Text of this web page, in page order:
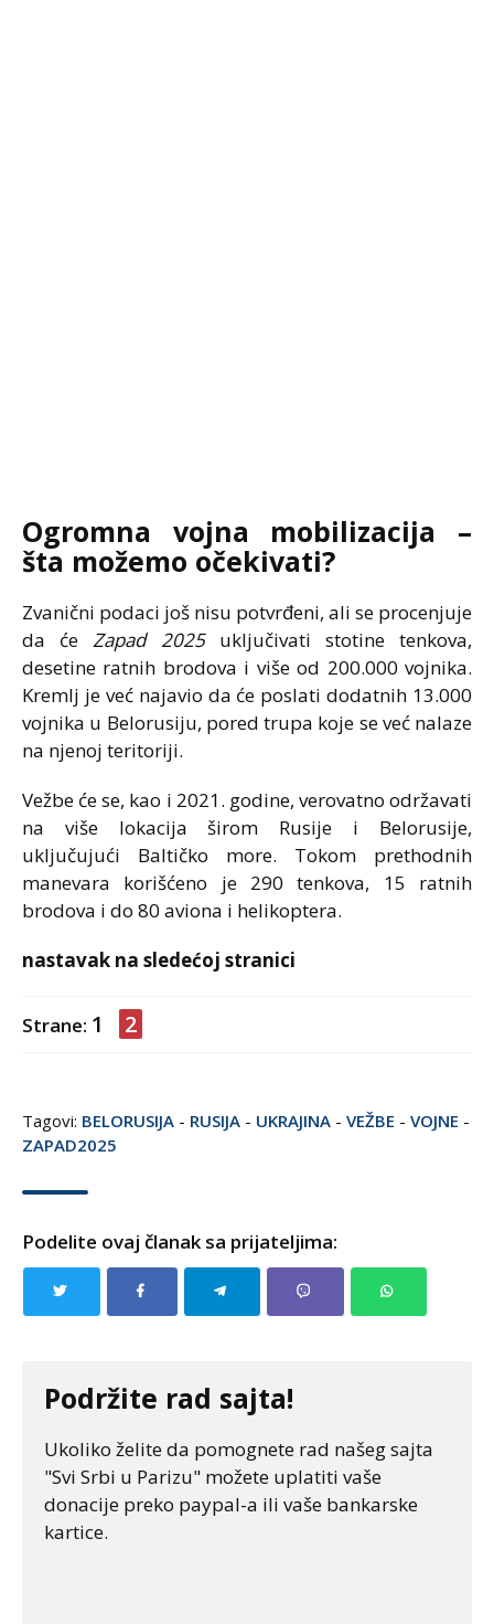
Ogromna vojna mobilizacija –
šta možemo očekivati?
Zvanični podaci još nisu potvrđeni, ali se procenjuje
da će Zapad 2025uključivati stotine tenkova,
desetine ratnih brodova i više od 200.000 vojnika.
Kremlj je već najavio da će poslati dodatnih 13.000
vojnika u Belorusiju, pored trupa koje se već nalaze
na njenoj teritoriji.
Vežbe će se, kao i 2021. godine, verovatno održavati
na više lokacija širom Rusije i Belorusije,
uključujući Baltičko more. Tokom prethodnih
manevara korišćeno je 290 tenkova, 15 ratnih
brodova i do 80 aviona i helikoptera.
nastavak na sledećoj stranici
Strane: 1 2
Tagovi: BELORUSIJA - RUSIJA - UKRAJINA - VEŽBE - VOJNE -
ZAPAD2025
Podelite ovaj članak sa prijateljima:
Podržite rad sajta!
Ukoliko želite da pomognete rad našeg sajta
"Svi Srbi u Parizu" možete uplatiti vaše
donacije preko paypal-a ili vaše bankarske
kartice.